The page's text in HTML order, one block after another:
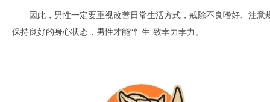
因此，男性一定要重视改善日常生活方式，戒除不良嗜好、注
保持良好的身心状态，男性才能“忄生”致孛力孛力。